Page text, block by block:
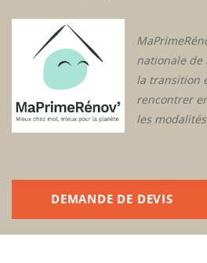
nationale de
la transition
rencontrer
les
DEMANDE DE DEVIS